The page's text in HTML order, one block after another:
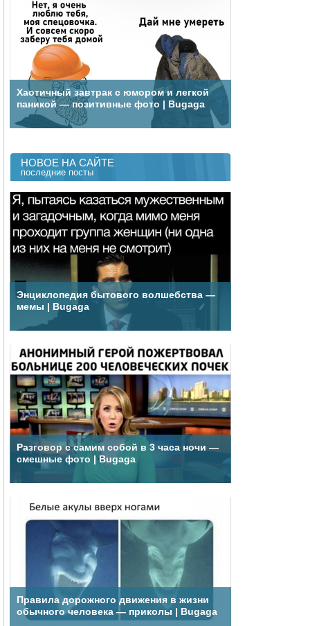
Хаотичный завтрак с юмором и легкой
паникой — позитивные фото | Bugaga
НОВОЕ НА САЙТЕ
последние посты
Энциклопедия бытового волшебства —
мемы | Bugaga
Разговор с самим собой в 3 часа ночи —
смешные фото | Bugaga
Правила дорожного движения в жизни
обычного человека — приколы | Bugaga